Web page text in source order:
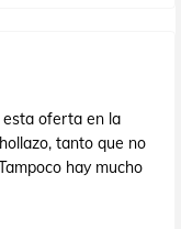
oferta en la
tanto que no
hay mucho